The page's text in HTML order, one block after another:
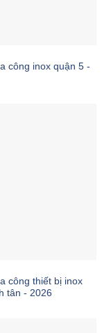
công inox quận 5 -
công thiết bị inox
tân - 2026